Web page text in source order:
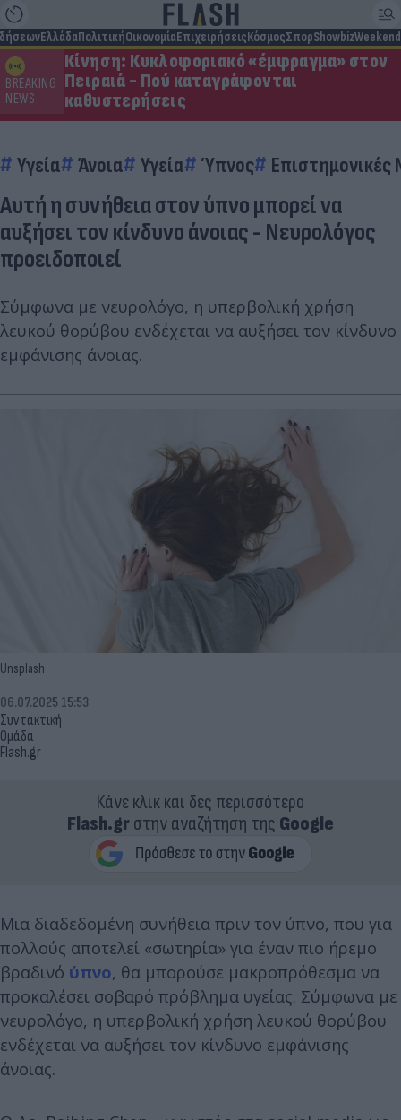
ΕλλάδαΠολιτικήΟικονομίαΕπιχειρήσειςΚόσμοςΣπορShowbizWeekend
BREAKING
NEWS
Κίνηση: Κυκλοφοριακό «έμφραγμα» στον
Πειραιά - Πού καταγράφονται
καθυστερήσεις
Υγεία Άνοια Υγεία Ύπνος Επιστημονικές
Αυτή η συνήθεια στον ύπνο μπορεί να
αυξήσει τον κίνδυνο άνοιας - Νευρολόγος
προειδοποιεί
Σύμφωνα με νευρολόγο, η υπερβολική χρήση
λευκού θορύβου ενδέχεται να αυξήσει τον κίνδυνο
εμφάνισης άνοιας.
Unsplash
Συντακτική
Ομάδα
Flash.gr
06.07.2025 15:53
Κάνε κλικ και δες περισσότερο
Flash.grστην αναζήτηση της Google
Μια διαδεδομένη συνήθεια πριν τον ύπνο, που για
πολλούς αποτελεί «σωτηρία» για έναν πιο ήρεμο
βραδινό ύπνο, θα μπορούσε μακροπρόθεσμα να
προκαλέσει σοβαρό πρόβλημα υγείας. Σύμφωνα με
νευρολόγο, η υπερβολική χρήση λευκού θορύβου
ενδέχεται να αυξήσει τον κίνδυνο εμφάνισης
άνοιας.